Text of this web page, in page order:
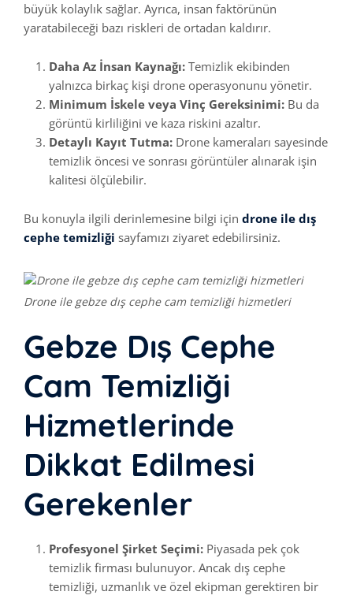
büyük kolaylık sağlar. Ayrıca, insan faktörünün
yaratabileceği bazı riskleri de ortadan kaldırır.
Daha Az İnsan Kaynağı: Temizlik ekibinden
yalnızca birkaç kişi drone operasyonunu yönetir.
Minimum İskele veya Vinç Gereksinimi: Bu da
görüntü kirliliğini ve kaza riskini azaltır.
Detaylı Kayıt Tutma: Drone kameraları sayesinde
temizlik öncesi ve sonrası görüntüler alınarak işin
kalitesi ölçülebilir.
Bu konuyla ilgili derinlemesine bilgi için drone ile dış
cephe temizliği sayfamızı ziyaret edebilirsiniz.
Drone ile gebze dış cephe cam temizliği hizmetleri
Gebze Dış Cephe
Cam Temizliği
Hizmetlerinde
Dikkat Edilmesi
Gerekenler
Profesyonel Şirket Seçimi: Piyasada pek çok
temizlik firması bulunuyor. Ancak dış cephe
temizliği, uzmanlık ve özel ekipman gerektiren bir